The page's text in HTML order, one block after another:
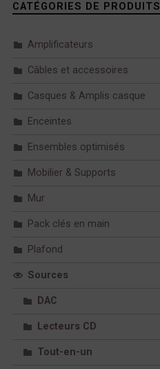
CATÉGORIES DE PRODUITS
Amplificateurs
Câbles et accessoires
Casques & Amplis casque
Enceintes
Ensembles optimisés
Mobilier & Supports
Mur
Pack clés en main
Plafond
Sources
DAC
Lecteurs CD
Tout-en-un